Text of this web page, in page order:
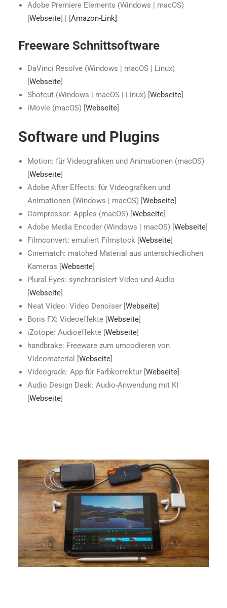
Adobe Premiere Elements (Windows | macOS)
[Webseite] | [Amazon-Link]
Freeware Schnittsoftware
DaVinci Resolve (Windows | macOS | Linux)
[Webseite]
Shotcut (Windows | macOS | Linux) [Webseite]
iMovie (macOS) [Webseite]
Software und Plugins
Motion: für Videografiken und Animationen (macOS)
[Webseite]
Adobe After Effects: für Videografiken und
Animationen (Windows | macOS) [Webseite]
Compressor: Apples (macOS) [Webseite]
Adobe Media Encoder (Windows | macOS) [Webseite]
Filmconvert: emuliert Filmstock [Webseite]
Cinematch: matched Material aus unterschiedlichen
Kameras [Webseite]
Plural Eyes: synchronisiert Video und Audio
[Webseite]
Neat Video: Video Denoiser [Webseite]
Boris FX: Videoeffekte [Webseite]
iZotope: Audioeffekte [Webseite]
handbrake: Freeware zum umcodieren von
Videomaterial [Webseite]
Videograde: App für Farbkorrektur [Webseite]
Audio Design Desk: Audio-Anwendung mit KI
[Webseite]